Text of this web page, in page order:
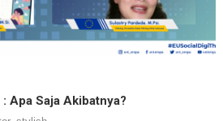
Apa Saja Akibatnya?